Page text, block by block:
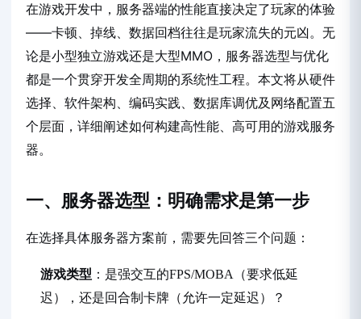
在游戏开发中，服务器端的性能直接决定了玩家的体验
——卡顿、掉线、数据回档往往是玩家流失的元凶。无
论是小型独立游戏还是大型MMO，服务器选型与优化
都是一个贯穿开发全周期的系统性工程。本文将从硬件
选择、软件架构、编码实践、数据库调优及网络配置五
个层面，详细阐述如何构建高性能、高可用的游戏服务
器。
一、服务器选型：明确需求是第一步
在选择具体服务器方案前，需要先回答三个问题：
游戏类型 ：是强交互的FPS/MOBA（要求低延
迟），还是回合制卡牌（允许一定延迟）？